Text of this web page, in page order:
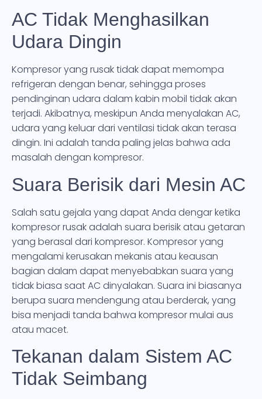
AC Tidak Menghasilkan
Udara Dingin
Kompresor yang rusak tidak dapat memompa
refrigeran dengan benar, sehingga proses
pendinginan udara dalam kabin mobil tidak akan
terjadi. Akibatnya, meskipun Anda menyalakan AC,
udara yang keluar dari ventilasi tidak akan terasa
dingin. Ini adalah tanda paling jelas bahwa ada
masalah dengan kompresor.
Suara Berisik dari Mesin AC
Salah satu gejala yang dapat Anda dengar ketika
kompresor rusak adalah suara berisik atau getaran
yang berasal dari kompresor. Kompresor yang
mengalami kerusakan mekanis atau keausan
bagian dalam dapat menyebabkan suara yang
tidak biasa saat AC dinyalakan. Suara ini biasanya
berupa suara mendengung atau berderak, yang
bisa menjadi tanda bahwa kompresor mulai aus
atau macet.
Tekanan dalam Sistem AC
Tidak Seimbang